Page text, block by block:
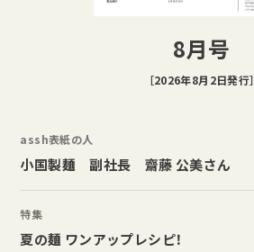
8月号
［2026年8月2日発行］
assh表紙の人
小国製麺 副社長 齋藤 公美さん
特集
夏の麺 ワンアップレシピ！